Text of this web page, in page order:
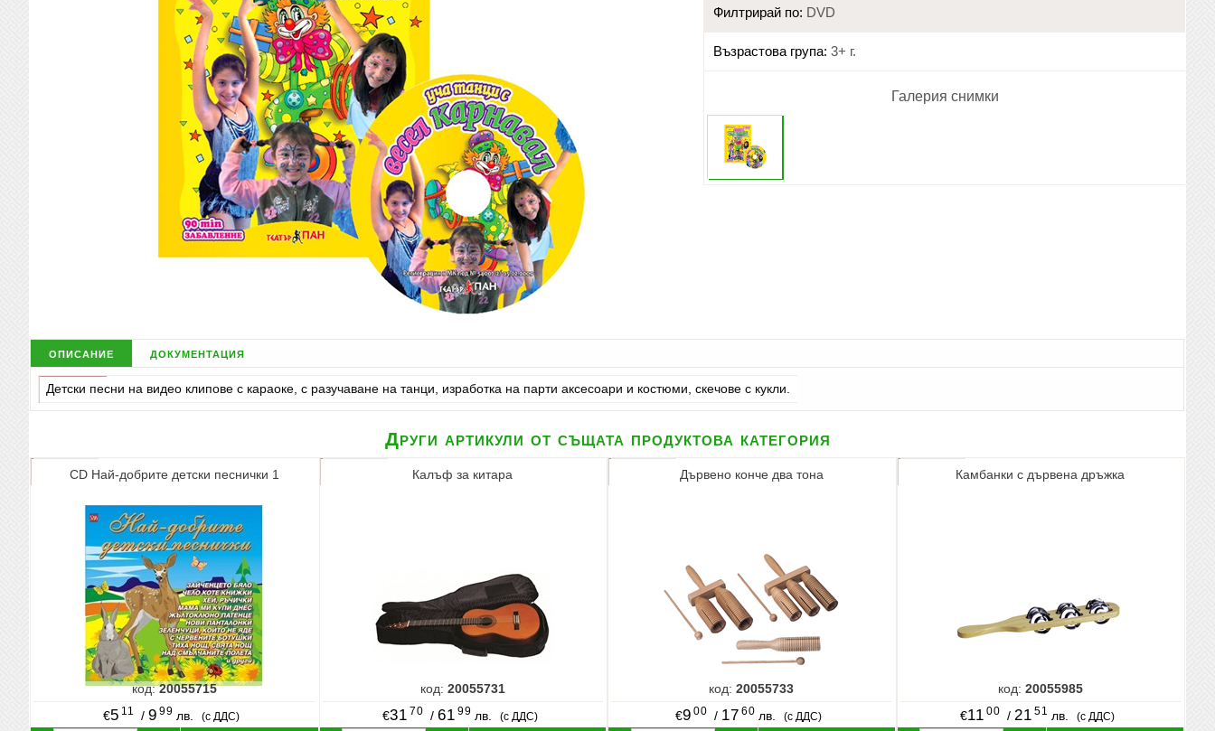
Филтрирай по: DVD
Възрастова група: 3+ г.
Галерия снимки
описание документация
Детски песни на видео клипове с караоке, с разучаване на танци, изработка на парти аксесоари и костюми, скечове с кукли.
Други артикули от същата продуктова категория
CD Най-добрите детски песнички 1
код:20055715
€5 11 /9 99 лв. (с ДДС)
Калъф за китара
код: 20055731
€31 70 / 61 99 лв. (с ДДС)
Дървено конче два тона
код:20055733
€9 00 / 17 60 лв. (с ДДС)
Камбанки с дървена дръжка
код: 20055985
€11 00 / 21 51 лв. (с ДДС)